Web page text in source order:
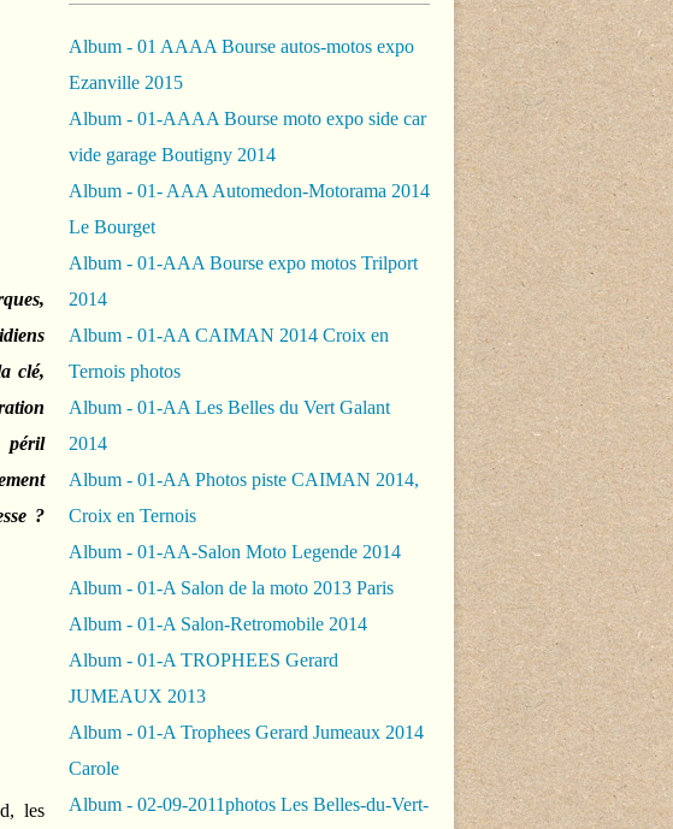
clé,
péril
?
les
Album - 01 AAAA Bourse autos-motos expo
Ezanville 2015
Album - 01-AAAA Bourse moto expo side car
vide garage Boutigny 2014
Album - 01- AAA Automedon-Motorama 2014
Le Bourget
Album - 01-AAA Bourse expo motos Trilport
2014
Album - 01-AA CAIMAN 2014 Croix en
Ternois photos
Album - 01-AA Les Belles du Vert Galant
2014
Album - 01-AA Photos piste CAIMAN 2014,
Croix en Ternois
Album - 01-AA-Salon Moto Legende 2014
Album - 01-A Salon de la moto 2013 Paris
Album - 01-A Salon-Retromobile 2014
Album - 01-A TROPHEES Gerard
JUMEAUX 2013
Album - 01-A Trophees Gerard Jumeaux 2014
Carole
Album - 02-09-2011photos Les Belles-du-Vert-